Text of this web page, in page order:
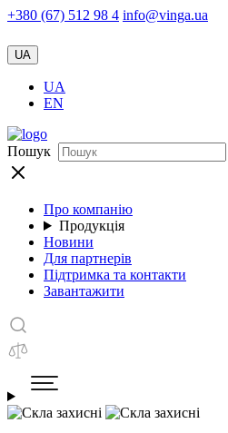
+380 (67) 512 98 4 info@vinga.ua
UA
UA
EN
Пошук
Про компанію
Продукція
Новини
Для партнерів
Підтримка та контакти
Завантажити